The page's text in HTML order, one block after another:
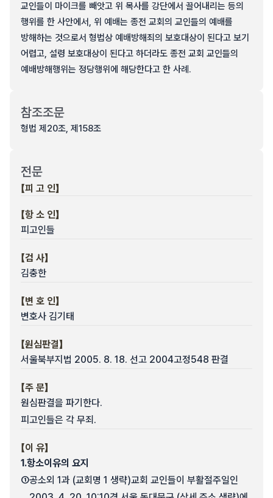
교인들이 마이크를 빼앗고 위 목사를 강단에서 끌어내리는 등의
행위를 한 사안에서, 위 예배는 종전 교회의 교인들의 예배를
방해하는 것으로서 형법상 예배방해죄의 보호대상이 된다고 보기
어렵고, 설령 보호대상이 된다고 하더라도 종전 교회 교인들의
예배방해행위는 정당행위에 해당한다고 한 사례.
참조조문
형법 제20조, 제158조
전문
【피 고 인】
【항 소 인】
피고인들
【검 사】
김충한
【변 호 인】
변호사 김기태
【원심판결】
서울북부지법 2005. 8. 18. 선고 2004고정548 판결
【주 문】
원심판결을 파기한다.
피고인들은 각 무죄.
【이 유】
1.항소이유의 요지
①공소외 1과 (교회명 1 생략)교회 교인들이 부활절주일인